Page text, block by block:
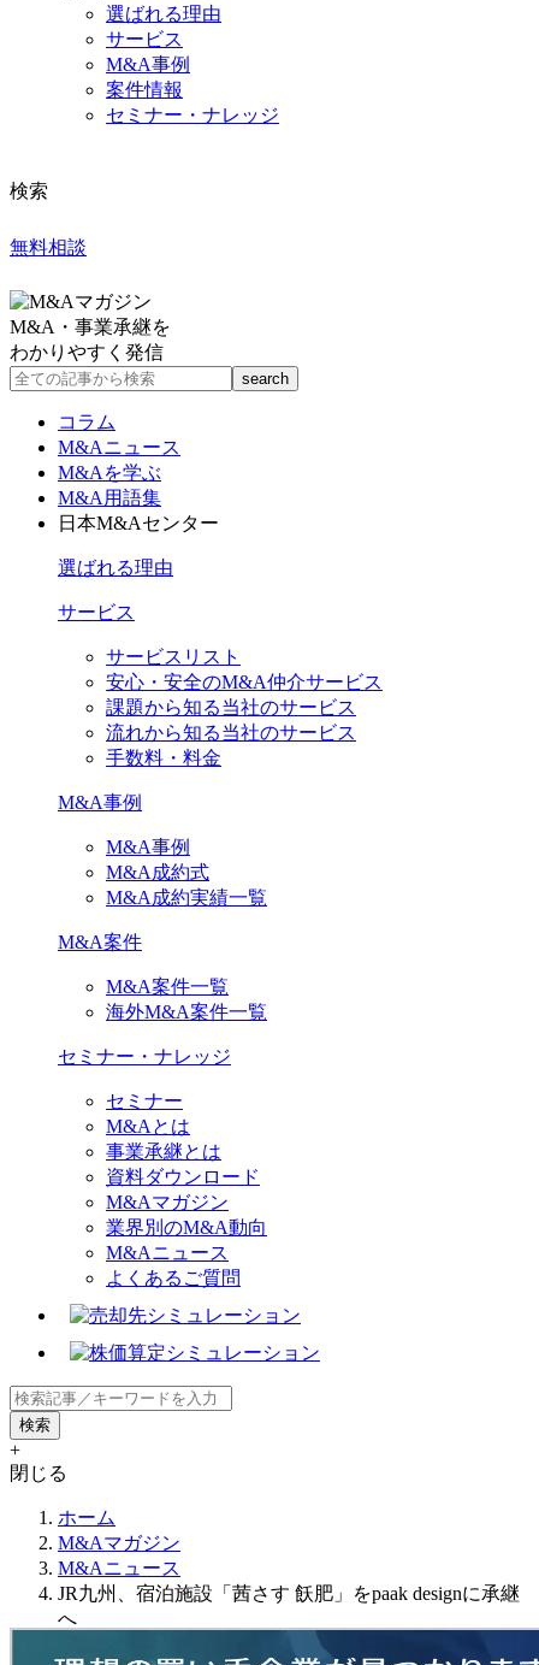
選ばれる理由
サービス
M&A事例
案件情報
セミナー・ナレッジ
検索
無料相談
M&A・事業承継を
わかりやすく発信
コラム
M&Aニュース
M&Aを学ぶ
M&A用語集
日本M&Aセンター
選ばれる理由
サービス
サービスリスト
安心・安全のM&A仲介サービス
課題から知る当社のサービス
流れから知る当社のサービス
手数料・料金
M&A事例
M&A事例
M&A成約式
M&A成約実績一覧
M&A案件
M&A案件一覧
海外M&A案件一覧
セミナー・ナレッジ
セミナー
M&Aとは
事業承継とは
資料ダウンロード
M&Aマガジン
業界別のM&A動向
M&Aニュース
よくあるご質問
+
閉じる
ホーム
M&Aマガジン
M&Aニュース
JR九州、宿泊施設「茜さす 飫肥」をpaak designに承継
へ